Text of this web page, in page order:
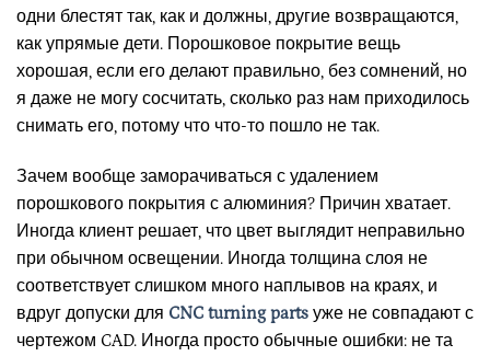
одни блестят так, как и должны, другие возвращаются,
как упрямые дети. Порошковое покрытие вещь
хорошая, если его делают правильно, без сомнений, но
я даже не могу сосчитать, сколько раз нам приходилось
снимать его, потому что что-то пошло не так.
Зачем вообще заморачиваться с удалением
порошкового покрытия с алюминия? Причин хватает.
Иногда клиент решает, что цвет выглядит неправильно
при обычном освещении. Иногда толщина слоя не
соответствует слишком много наплывов на краях, и
вдруг допуски для CNC turning parts уже не совпадают с
чертежом CAD. Иногда просто обычные ошибки: не та